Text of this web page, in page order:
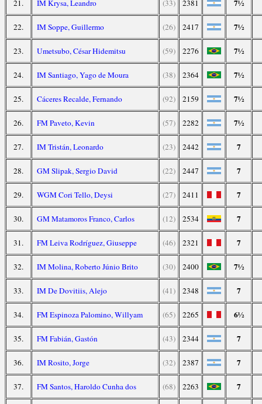
21. IM Krysa, Leandro (33) 2381 7½
22. IM Soppe, Guillermo (26) 2417 7½
23. Umetsubo, César Hidemitsu (59) 2276 7½
24. IM Santiago, Yago de Moura (38) 2364 7½
25. Cáceres Recalde, Fernando (92) 2159 7½
26. FM Paveto, Kevin (57) 2282 7½
27. IM Tristán, Leonardo (23) 2442 7
28. GM Slipak, Sergio David (22) 2447 7
29. WGM Cori Tello, Deysi (27) 2411 7
30. GM Matamoros Franco, Carlos (12) 2534 7
31. FM Leiva Rodríguez, Giuseppe (46) 2321 7
32. IM Molina, Roberto Júnio Brito (30) 2400 7½
33. IM De Dovitiis, Alejo (41) 2348 7
34. FM Espinoza Palomino, Willyam (65) 2265 6½
35. FM Fabián, Gastón (43) 2344 7
36. IM Rosito, Jorge (32) 2387 7
37. FM Santos, Haroldo Cunha dos (68) 2263 7